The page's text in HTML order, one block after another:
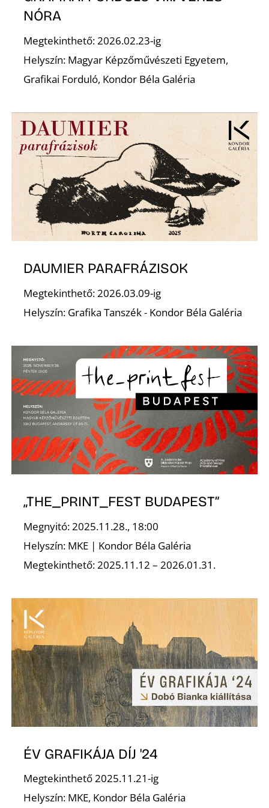
NÓRA
Megtekinthető: 2026.02.23-ig
Helyszín: Magyar Képzőművészeti Egyetem,
Grafikai Forduló, Kondor Béla Galéria
DAUMIER PARAFRÁZISOK
Megtekinthető: 2026.03.09-ig
Helyszín: Grafika Tanszék - Kondor Béla Galéria
„THE_PRINT_FEST BUDAPEST”
Megnyitó: 2025.11.28., 18:00
Helyszín: MKE | Kondor Béla Galéria
Megtekinthető: 2025.11.12 – 2026.01.31.
ÉV GRAFIKÁJA DÍJ '24
Megtekinthető 2025.11.21-ig
Helyszín: MKE, Kondor Béla Galéria